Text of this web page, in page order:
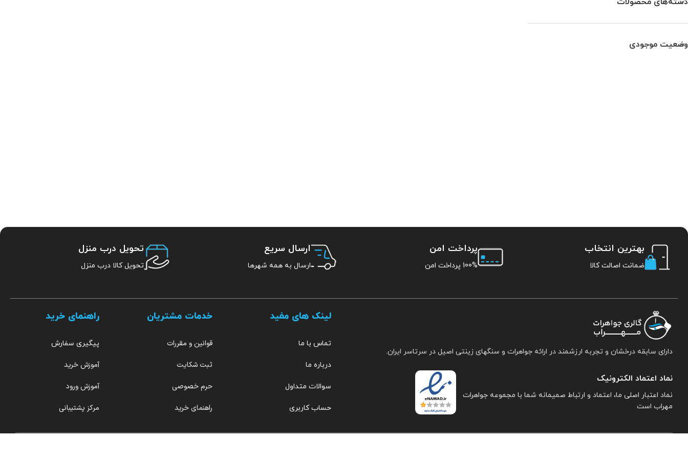
وضعیت موجودی
بهترین انتخاب
ضمانت اصالت کالا
پرداخت امن
100% پرداخت امن
ارسال سریع
ارسال به همه شهرها
تحویل درب منزل
تحویل کالا درب منزل
دارای سابقه درخشان و تجربه ارزشمند در ارائه جواهرات و سنگهای زینتی اصیل در سرتاسر ایران.
نماد اعتماد الکترونیک
نماد اعتبار اصلی ما، اعتماد و ارتباط صمیمانه شما با مجموعه جواهرات
مهراب است
لینک های مفید
تماس با ما
درباره ما
سوالات متداول
حساب کاربری
خدمات مشتریان
قوانین و مقررات
ثبت شکایت
حرم خصوصی
راهنمای خرید
راهنمای خرید
پیگیری سفارش
آموزش خرید
آموزش ورود
مرکز پشتیبانی